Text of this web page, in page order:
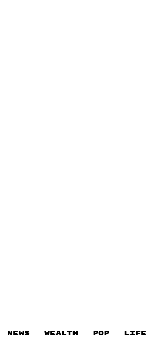
NEWS WEALTH POP LIFE